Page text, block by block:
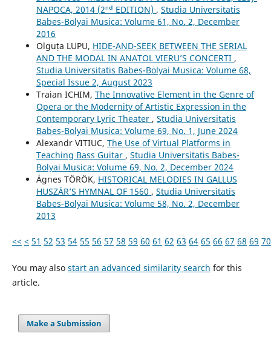
NAPOCA, 2014 (2ⁿᵈ EDITION) , Studia Universitatis
Babes-Bolyai Musica: Volume 61, No. 2, December
2016
Olguța LUPU, HIDE-AND-SEEK BETWEEN THE SERIAL
AND THE MODAL IN ANATOL VIERU’S CONCERTI ,
Studia Universitatis Babes-Bolyai Musica: Volume 68,
Special Issue 2, August 2023
Traian ICHIM, The Innovative Element in the Genre of
Opera or the Modernity of Artistic Expression in the
Contemporary Lyric Theater , Studia Universitatis
Babes-Bolyai Musica: Volume 69, No. 1, June 2024
Alexandr VITIUC, The Use of Virtual Platforms in
Teaching Bass Guitar , Studia Universitatis Babes-
Bolyai Musica: Volume 69, No. 2, December 2024
Ágnes TÖRÖK, HISTORICAL MELODIES IN GALLUS
HUSZÁR’S HYMNAL OF 1560 , Studia Universitatis
Babes-Bolyai Musica: Volume 58, No. 2, December
2013
<< < 51 52 53 54 55 56 57 58 59 60 61 62 63 64 65 66 67 68 69 70
You may also start an advanced similarity search for this
article.
Make a Submission